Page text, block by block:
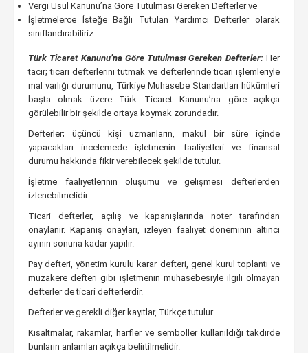
Vergi Usul Kanunu’na Göre Tutulması Gereken Defterler ve
İşletmelerce İsteğe Bağlı Tutulan Yardımcı Defterler olarak
sınıflandırabiliriz.
Türk Ticaret Kanunu’na Göre Tutulması Gereken Defterler: Her
tacir; ticari defterlerini tutmak ve defterlerinde ticari işlemleriyle
mal varlığı durumunu, Türkiye Muhasebe Standartları hükümleri
başta olmak üzere Türk Ticaret Kanunu’na göre açıkça
görülebilir bir şekilde ortaya koymak zorundadır.
Defterler; üçüncü kişi uzmanların, makul bir süre içinde
yapacakları incelemede işletmenin faaliyetleri ve finansal
durumu hakkında fikir verebilecek şekilde tutulur.
İşletme faaliyetlerinin oluşumu ve gelişmesi defterlerden
izlenebilmelidir.
Ticari defterler, açılış ve kapanışlarında noter tarafından
onaylanır. Kapanış onayları, izleyen faaliyet döneminin altıncı
ayının sonuna kadar yapılır.
Pay defteri, yönetim kurulu karar defteri, genel kurul toplantı ve
müzakere defteri gibi işletmenin muhasebesiyle ilgili olmayan
defterler de ticari defterlerdir.
Defterler ve gerekli diğer kayıtlar, Türkçe tutulur.
Kısaltmalar, rakamlar, harfler ve semboller kullanıldığı takdirde
bunların anlamları açıkça belirtilmelidir.